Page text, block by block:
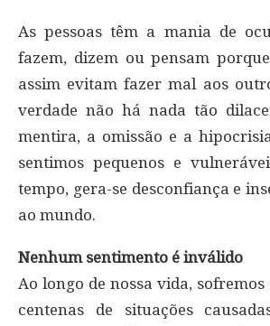
As pessoas têm a mania de
fazem, dizem ou pensam
assim evitam fazer mal aos
verdade não há nada tão
mentira, a omissão e a
sentimos pequenos e
tempo, gera-se desconfiança e
ao mundo.
Nenhum sentimento é inválido
Ao longo de nossa vida,
centenas de situações